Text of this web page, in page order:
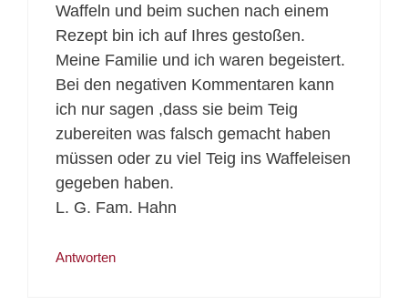
Waffeln und beim suchen nach einem
Rezept bin ich auf Ihres gestoßen.
Meine Familie und ich waren begeistert.
Bei den negativen Kommentaren kann
ich nur sagen ,dass sie beim Teig
zubereiten was falsch gemacht haben
müssen oder zu viel Teig ins Waffeleisen
gegeben haben.
L. G. Fam. Hahn
Antworten